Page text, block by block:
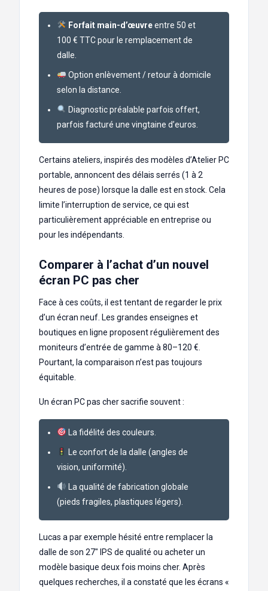
Forfait main-d’œuvreentre 50 et
100 € TTC pour le remplacement de
dalle.
Option enlèvement / retour à domicile
selon la distance.
Diagnostic préalable parfois offert,
parfois facturé une vingtaine d’euros.
Certains ateliers, inspirés des modèles d’Atelier PC
portable, annoncent des délais serrés (1 à 2
heures de pose) lorsque la dalle est en stock. Cela
limite l’interruption de service, ce qui est
particulièrement appréciable en entreprise ou
pour les indépendants.
Comparer à l’achat d’un nouvel
écran PC pas cher
Face à ces coûts, il est tentant de regarder le prix
d’un écran neuf. Les grandes enseignes et
boutiques en ligne proposent régulièrement des
moniteurs d’entrée de gamme à 80–120 €.
Pourtant, la comparaison n’est pas toujours
équitable.
Un écran PC pas cher sacrifie souvent :
La fidélité des couleurs.
Le confort de la dalle (angles de
vision, uniformité).
La qualité de fabrication globale
(pieds fragiles, plastiques légers).
Lucas a par exemple hésité entre remplacer la
dalle de son 27″ IPS de qualité ou acheter un
modèle basique deux fois moins cher. Après
quelques recherches, il a constaté que les écrans «